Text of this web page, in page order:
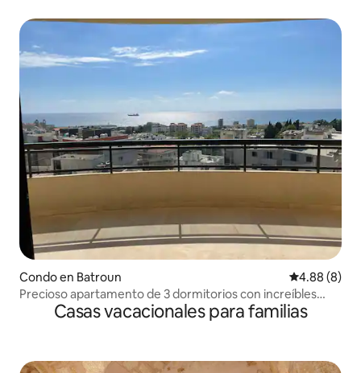
Condo en Batroun Calificación
4.88 (8)
Precioso apartamento de 3 dormitorios con increíbles
vistas al mar
Casas vacacionales para familias